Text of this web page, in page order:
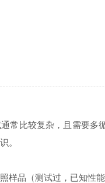
比较复杂，且需要多循
。
品（测试过，已知性能